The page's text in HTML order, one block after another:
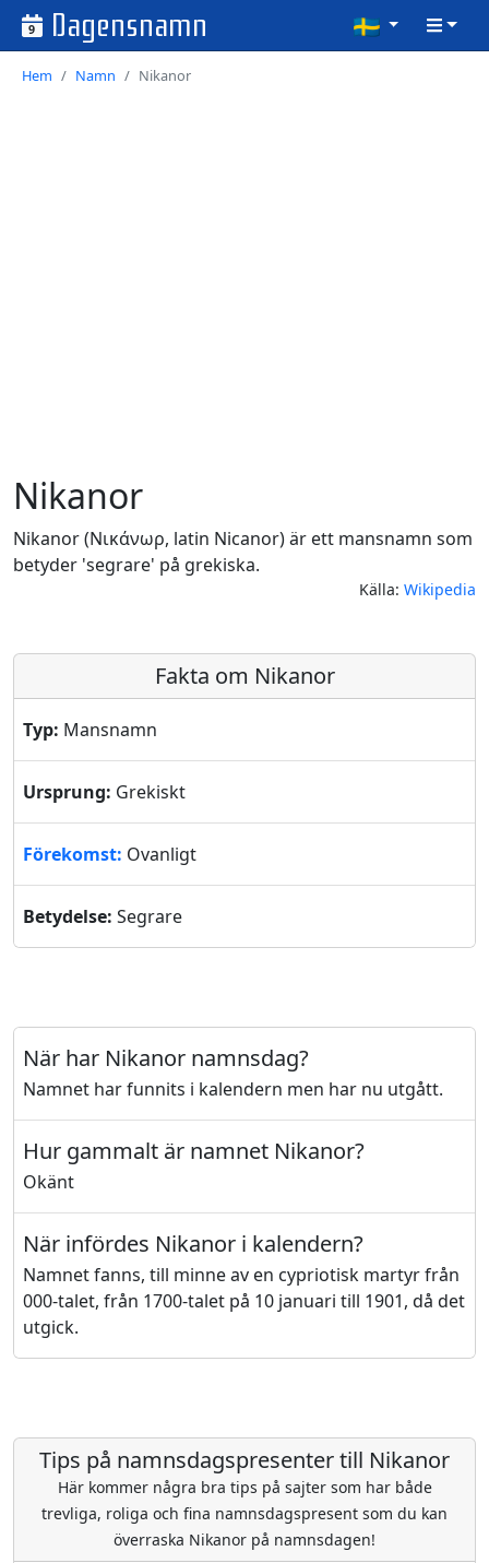
9 Dagensnamn
Hem Namn Nikanor
Nikanor
Nikanor (Νικάνωρ, latin Nicanor) är ett mansnamn som
betyder 'segrare' på grekiska.
Källa: Wikipedia
Fakta om Nikanor
Typ: Mansnamn
Ursprung: Grekiskt
Förekomst: Ovanligt
Betydelse: Segrare
När har Nikanor namnsdag?
Namnet har funnits i kalendern men har nu utgått.
Hur gammalt är namnet Nikanor?
Okänt
När infördes Nikanor i kalendern?
Namnet fanns, till minne av en cypriotisk martyr från
000-talet, från 1700-talet på 10 januari till 1901, då det
utgick.
Tips på namnsdagspresenter till Nikanor
Här kommer några bra tips på sajter som har både
trevliga, roliga och fina namnsdagspresent som du kan
överraska Nikanor på namnsdagen!